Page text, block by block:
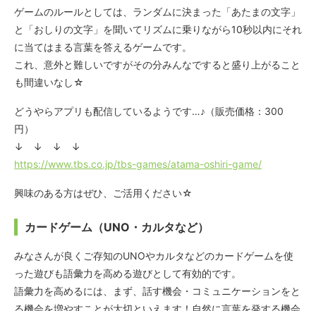
ゲームのルールとしては、ランダムに決まった「あたまの文字」
と「おしりの文字」を聞いてリズムに乗りながら10秒以内にそれ
に当てはまる言葉を答えるゲームです。
これ、意外と難しいですがその分みんなですると盛り上がること
も間違いなし☆
どうやらアプリも配信しているようです…♪（販売価格：300
円）
↓ ↓ ↓ ↓
https://www.tbs.co.jp/tbs-games/atama-oshiri-game/
興味のある方はぜひ、ご活用ください☆
カードゲーム（UNO・カルタなど）
みなさんが良くご存知のUNOやカルタなどのカードゲームを使
った遊びも語彙力を高める遊びとして有効的です。
語彙力を高めるには、まず、話す機会・コミュニケーションをと
る機会を増やすことが大切といえます！自然に言葉を発する機会